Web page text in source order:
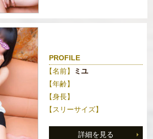
PROFILE
【名前】
ミユ
【年齢】
【身長】
【スリーサイズ】
詳細を見る